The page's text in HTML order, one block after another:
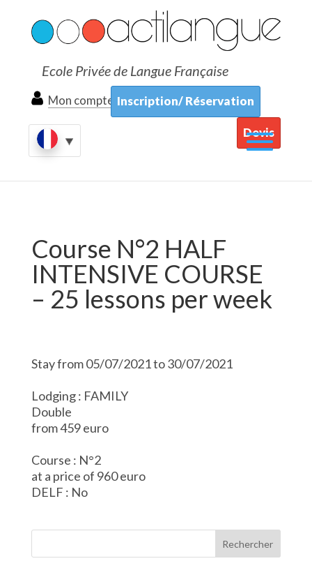
Ecole Privée de Langue Française
Mon compte Inscription/ Réservation
Devis
Course N°2 HALF
INTENSIVE COURSE
– 25 lessons per week
Stay from 05/07/2021 to 30/07/2021
Lodging : FAMILY
Double
from 459 euro
Course : N°2
at a price of 960 euro
DELF : No